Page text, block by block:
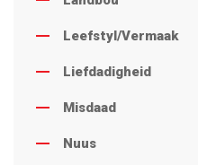
Leefstyl/Vermaak
Liefdadigheid
Misdaad
Nuus